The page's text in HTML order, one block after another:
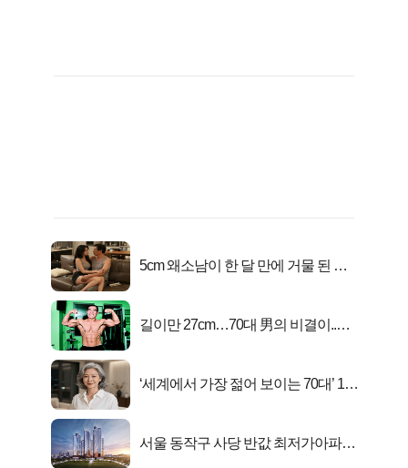
5cm 왜소남이 한 달 만에 거물 된 사
길이만 27cm…70대 男의 비결이..충
‘세계에서 가장 젊어 보이는 70대’ 1위
서울 동작구 사당 반값 최저가아파트